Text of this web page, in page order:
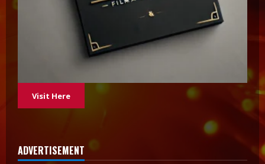
Visit Here
ADVERTISEMENT